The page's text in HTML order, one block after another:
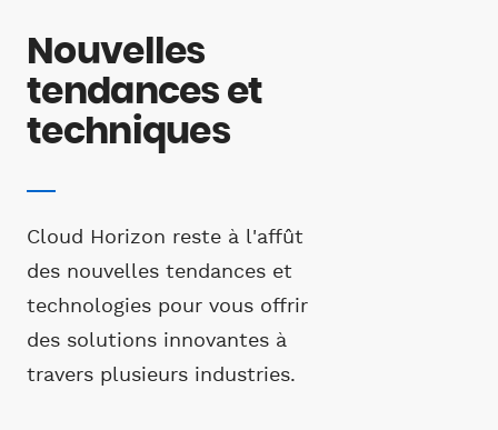
Nouvelles
tendances et
techniques
Cloud Horizon reste à l'affût
des nouvelles tendances et
technologies pour vous offrir
des solutions innovantes à
travers plusieurs industries.